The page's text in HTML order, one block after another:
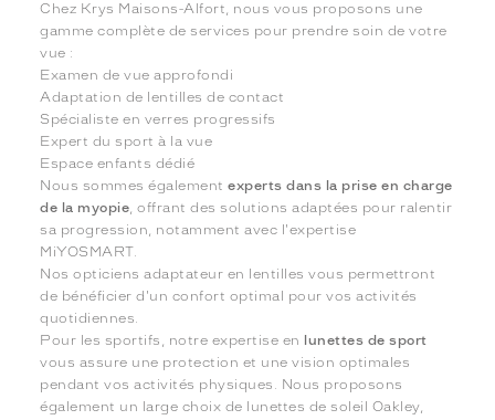
Chez Krys Maisons-Alfort, nous vous proposons une
gamme complète de services pour prendre soin de votre
vue :
Examen de vue approfondi
Adaptation de lentilles de contact
Spécialiste en verres progressifs
Expert du sport à la vue
Espace enfants dédié
Nous sommes égalementexperts dans la prise en charge
de la myopie, offrant des solutions adaptées pour ralentir
sa progression, notamment avec l'expertise
MiYOSMART.
Nos opticiens adaptateur en lentilles vous permettront
de bénéficier d'un confort optimal pour vos activités
quotidiennes.
Pour les sportifs, notre expertise en
lunettes de sport
vous assure une protection et une vision optimales
pendant vos activités physiques. Nous proposons
également un large choix de lunettes de soleil Oakley,